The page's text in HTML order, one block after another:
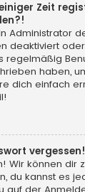
Zeit
Administrator
deaktiviert
regelmäßig
haben,
dich einfach
vergessen!
Wir können dir
du kannst es